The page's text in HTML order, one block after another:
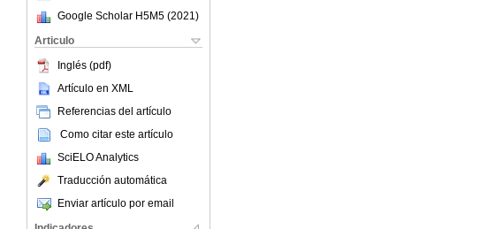
Google Scholar H5M5 (2021 )
Articulo
Inglés (pdf)
Artículo en XML
Referencias del artículo
Como citar este artículo
SciELO Analytics
Traducción automática
Enviar artículo por email